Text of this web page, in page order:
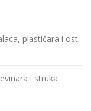
plastičara i ost.
i struka